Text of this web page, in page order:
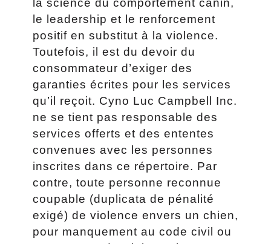
la science du comportement canin,
le leadership et le renforcement
positif en substitut à la violence.
Toutefois, il est du devoir du
consommateur d’exiger des
garanties écrites pour les services
qu’il reçoit. Cyno Luc Campbell Inc.
ne se tient pas responsable des
services offerts et des ententes
convenues avec les personnes
inscrites dans ce répertoire. Par
contre, toute personne reconnue
coupable (duplicata de pénalité
exigé) de violence envers un chien,
pour manquement au code civil ou